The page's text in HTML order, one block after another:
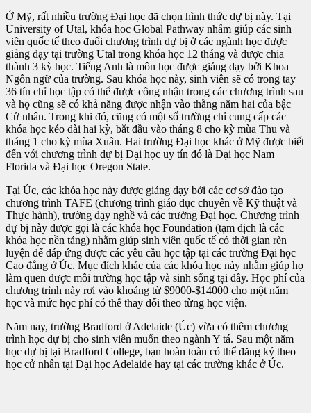
Ở Mỹ, rất nhiều trường Đại học đã chọn hình thức dự bị này. Tại
University of Utal, khóa hoc Global Pathway nhằm giúp các sinh
viên quốc tế theo đuổi chương trình dự bị ở các ngành học được
giảng dạy tại trường Utal trong khóa học 12 tháng và được chia
thành 3 kỳ học. Tiếng Anh là môn học được giảng dạy bởi Khoa
Ngôn ngữ của trường. Sau khóa học này, sinh viên sẽ có trong tay
36 tín chỉ học tập có thể được công nhận trong các chương trình sau
và họ cũng sẽ có khả năng được nhận vào thẳng năm hai của bậc
Cử nhân. Trong khi đó, cũng có một số trường chỉ cung cấp các
khóa học kéo dài hai kỳ, bắt đầu vào tháng 8 cho kỳ mùa Thu và
tháng 1 cho kỳ mùa Xuân. Hai trường Đại học khác ở Mỹ được biết
đến với chương trình dự bị Đại học uy tín đó là Đại học Nam
Florida và Đại học Oregon State.
Tại Úc, các khóa học này được giảng dạy bởi các cơ sở đào tạo
chương trình TAFE (chương trình giáo dục chuyên về Kỹ thuật và
Thực hành), trường dạy nghề và các trường Đại học. Chương trình
dự bị này được gọi là các khóa học Foundation (tạm dịch là các
khóa học nền tảng) nhằm giúp sinh viên quốc tế có thời gian rèn
luyện để đáp ứng được các yêu cầu học tập tại các trường Đại học
Cao đẳng ở Úc. Mục đích khác của các khóa học này nhằm giúp họ
làm quen được môi trường học tập và sinh sống tại đây. Học phí của
chương trình này rơi vào khoảng từ $9000-$14000 cho một năm
học và mức học phí có thể thay đổi theo từng học viện.
Năm nay, trường Bradford ở Adelaide (Úc) vừa có thêm chương
trình học dự bị cho sinh viên muốn theo ngành Y tá. Sau một năm
học dự bị tại Bradford College, bạn hoàn toàn có thể đăng ký theo
học cử nhân tại Đại học Adelaide hay tại các trường khác ở Úc.